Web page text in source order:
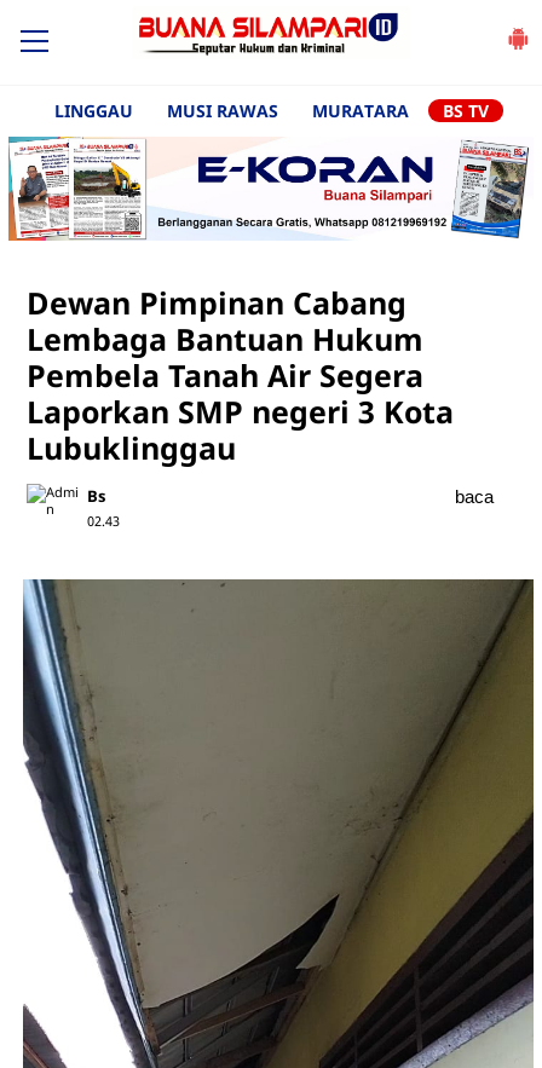
LINGGAU MUSI RAWAS MURATARA BS TV
Dewan Pimpinan Cabang
Lembaga Bantuan Hukum
Pembela Tanah Air Segera
Laporkan SMP negeri 3 Kota
Lubuklinggau
Bs
02.43
baca